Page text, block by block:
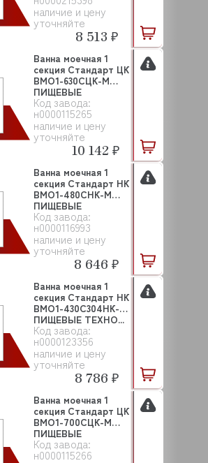
наличие и цену
уточняйте
8 513 ₽
Код завода:
н0000115265
наличие и цену
уточняйте
Ванна моечная 1
секция Стандарт ЦК
ВМО1-630СЦК-М
ПИЩЕВЫЕ
ТЕХНОЛОГ...
10 142 ₽
Код завода:
н0000116993
наличие и цену
уточняйте
Ванна моечная 1
секция Стандарт НК
ВМО1-480СНК-М
ПИЩЕВЫЕ
ТЕХНОЛОГ...
8 646 ₽
Код завода:
н0000123356
наличие и цену
уточняйте
Ванна моечная 1
секция Стандарт НК
ВМО1-430С304НК-М
ПИЩЕВЫЕ ТЕХНО...
8 786 ₽
Код завода:
н0000115266
Ванна моечная 1
секция Стандарт ЦК
ВМО1-700СЦК-М
ПИЩЕВЫЕ
ТЕХНОЛОГ...